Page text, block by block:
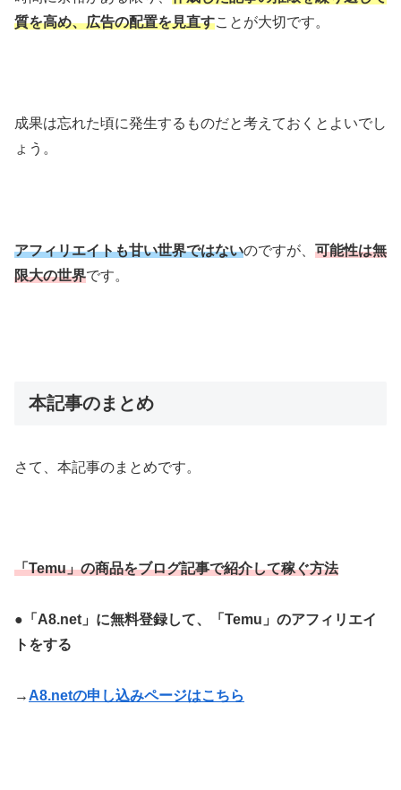
質を高め、広告の配置を見直すことが大切です。
成果は忘れた頃に発生するものだと考えておくとよいでし
ょう。
アフィリエイトも甘い世界ではないのですが、 可能性は無
限大の世界です。
本記事のまとめ
さて、本記事のまとめです。
「Temu」の商品をブログ記事で紹介して稼ぐ方法
● 「A8.net」に無料登録して、 「Temu」 のアフィリエイ
トをする
→ A8.netの申し込みページはこちら